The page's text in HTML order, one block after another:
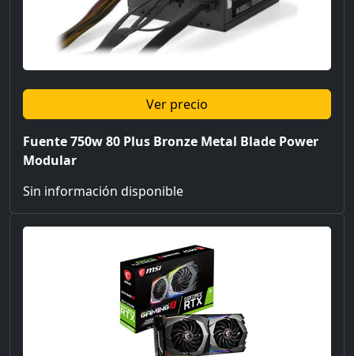
Ver precio
Fuente 750w 80 Plus Bronze Metal Blade Power
Modular
Sin información disponible